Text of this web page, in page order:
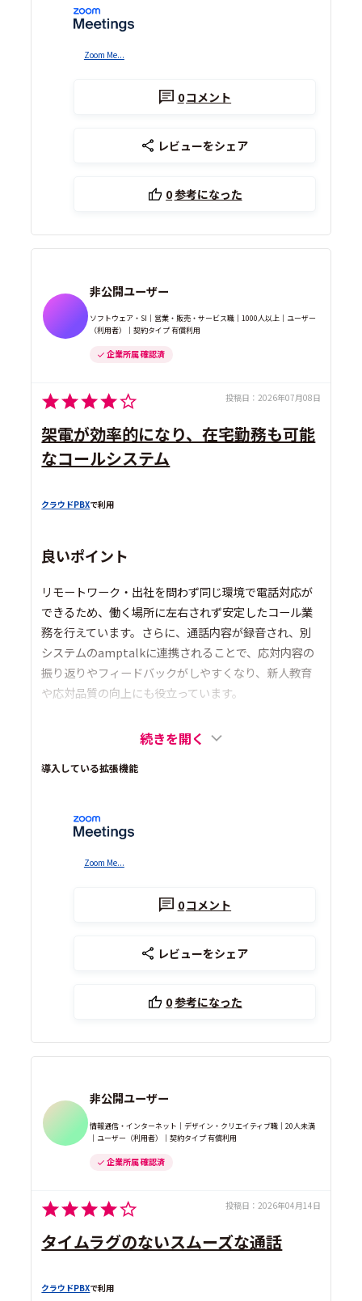
Zoom Me...
0コメント
レビューをシェア
0参考になった
非公開ユーザー
ソフトウェア・SI｜営業・販売・サービス職｜1000人以上｜ユーザー
（利用者）｜契約タイプ 有償利用
企業所属 確認済
投稿日： 2026年07月08日
架電が効率的になり、在宅勤務も可能
なコールシステム
クラウドPBXで利用
良いポイント
リモートワーク・出社を問わず同じ環境で電話対応が
できるため、働く場所に左右されず安定したコール業
務を行えています。さらに、通話内容が録音され、別
システムのamptalkに連携されることで、応対内容の
振り返りやフィードバックがしやすくなり、新人教育
や応対品質の向上にも役立っています。
続きを開く
導入している拡張機能
Zoom Me...
0コメント
レビューをシェア
0参考になった
非公開ユーザー
情報通信・インターネット｜デザイン・クリエイティブ職｜20人未満
｜ユーザー（利用者）｜契約タイプ 有償利用
企業所属 確認済
投稿日： 2026年04月14日
タイムラグのないスムーズな通話
クラウドPBXで利用